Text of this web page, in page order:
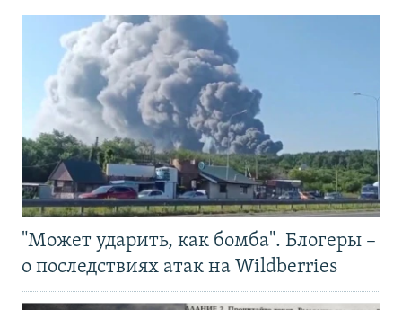
"Может ударить, как бомба". Блогеры –
о последствиях атак на Wildberries